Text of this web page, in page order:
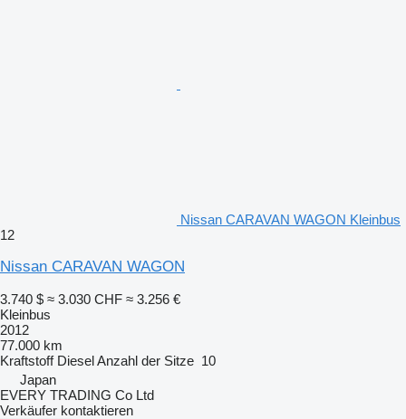
Nissan CARAVAN WAGON Kleinbus
12
Nissan CARAVAN WAGON
3.740 $ ≈ 3.030 CHF ≈ 3.256 €
Kleinbus
2012
77.000 km
Kraftstoff DieselAnzahl der Sitze 10
Japan
EVERY TRADING Co Ltd
Verkäufer kontaktieren